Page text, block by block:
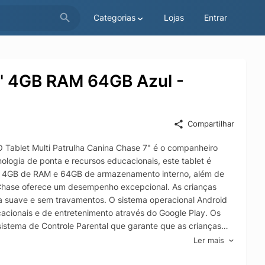
Categorias Lojas Entrar
RAM 64GB Azul -
Compartilhar
Multi Patrulha Canina Chase 7" é o companheiro
de ponta e recursos educacionais, este tablet é
de RAM e 64GB de armazenamento interno, além de
oferece um desempenho excepcional. As crianças
e sem travamentos. O sistema operacional Android
e de entretenimento através do Google Play. Os
de Controle Parental que garante que as crianças
filhos estão fazendo no dispositivo e controlem o tempo
desenvolvido pela Google. Ele oferece uma ampla
Ler mais